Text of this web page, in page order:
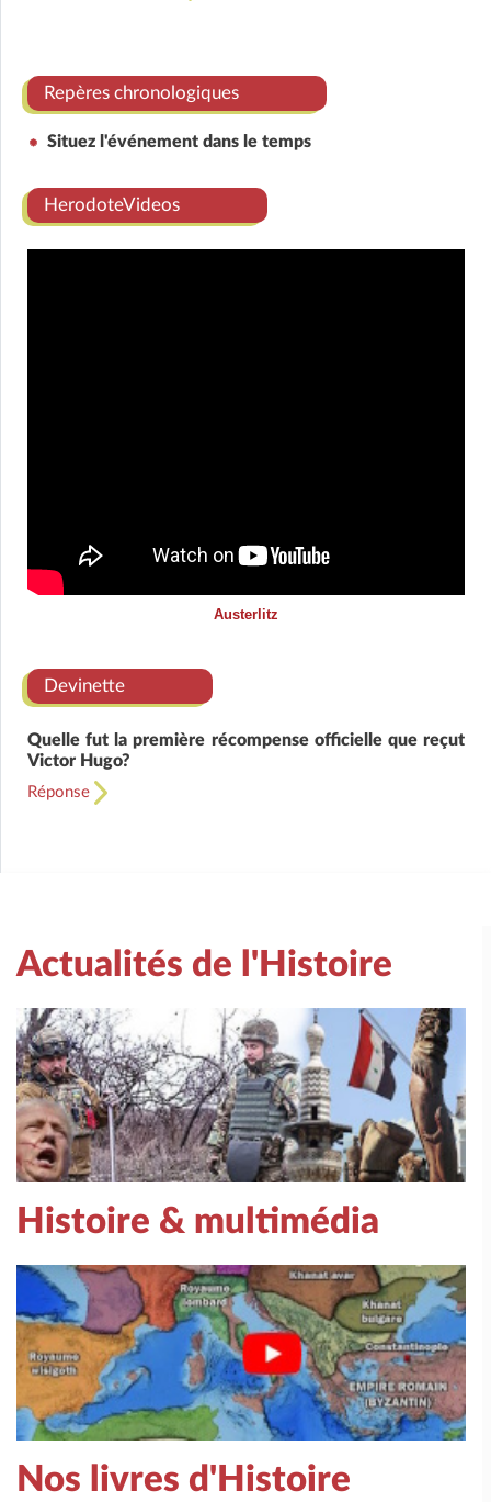
Repères chronologiques
Situez l'événement dans le temps
HerodoteVideos
Austerlitz
Devinette
Quelle fut la première récompense officielle que reçut
Victor Hugo?
Réponse
Actualités de l'Histoire
Histoire & multimédia
Nos livres d'Histoire